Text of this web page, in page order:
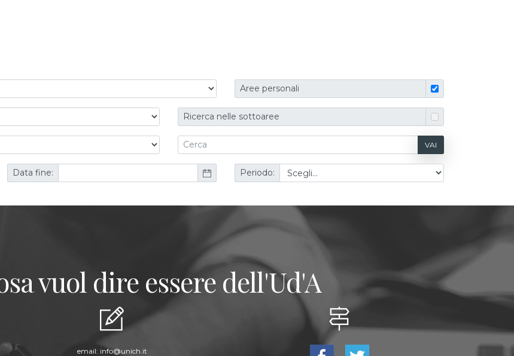
Aree personali
Ricerca nelle sottoaree
VAI
Data fine: Periodo:
vuol dire essere dell'Ud'A
email: info@unich.it